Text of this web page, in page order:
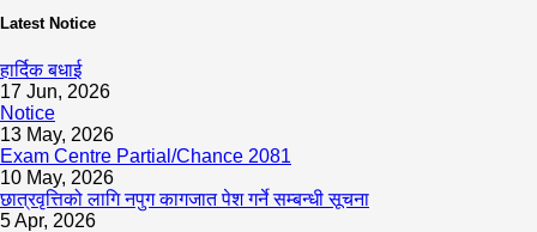
Latest Notice
हार्दिक बधाई
17 Jun, 2026
Notice
13 May, 2026
Exam Centre Partial/Chance 2081
10 May, 2026
छात्रवृत्तिको लागि नपुग कागजात पेश गर्ने सम्बन्धी सूचना
5 Apr, 2026